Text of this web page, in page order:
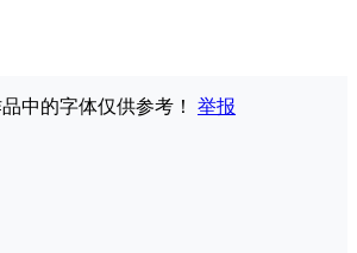
中的字体仅供参考！ 举报